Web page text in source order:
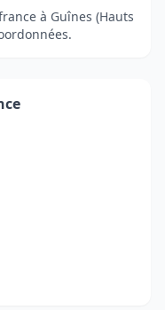
à Guînes (Hauts